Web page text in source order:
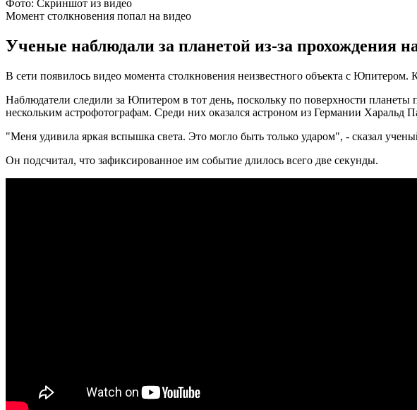
Фото: Скриншот из видео
Момент столкновения попал на видео
Ученые наблюдали за планетой из-за прохождения
В сети появилось видео момента столкновения неизвестного объекта с Юпитером.
Наблюдатели следили за Юпитером в тот день, поскольку по поверхности
нескольким астрофотографам. Среди них оказался астроном из Германии Харальд
"Меня удивила яркая вспышка света. Это могло быть только ударом", - сказал
Он подсчитал, что зафиксированное им событие длилось всего две секунды.